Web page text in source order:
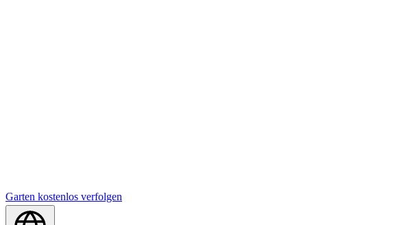
Garten kostenlos verfolgen